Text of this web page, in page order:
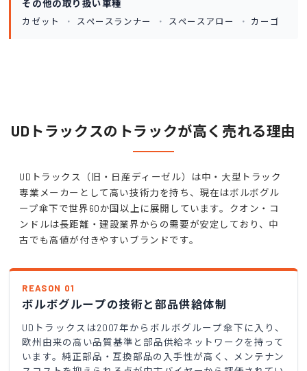
その他の取り扱い車種
カゼット スペースランナー スペースアロー カーゴ
UDトラックスのトラックが高く売れる理由
UDトラックス（旧・日産ディーゼル）は中・大型トラック
専業メーカーとして高い技術力を持ち、現在はボルボグル
ープ傘下で世界60か国以上に展開しています。クオン・コ
ンドルは長距離・建設業界からの需要が安定しており、中
古でも高値が付きやすいブランドです。
REASON 01
ボルボグループの技術と部品供給体制
UDトラックスは2007年からボルボグループ傘下に入り、
欧州由来の高い品質基準と部品供給ネットワークを持って
います。純正部品・互換部品の入手性が高く、メンテナン